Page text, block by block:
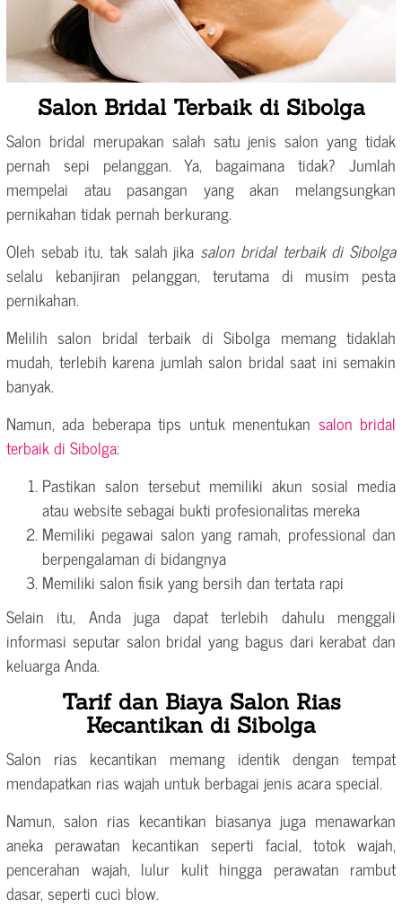
Salon Bridal Terbaik di Sibolga
Salon bridal merupakan salah satu jenis salon yang tidak
pernah sepi pelanggan. Ya, bagaimana tidak? Jumlah
mempelai atau pasangan yang akan melangsungkan
pernikahan tidak pernah berkurang.
Oleh sebab itu, tak salah jika salon bridal terbaik di Sibolga
selalu kebanjiran pelanggan, terutama di musim pesta
pernikahan.
Melilih salon bridal terbaik di Sibolga memang tidaklah
mudah, terlebih karena jumlah salon bridal saat ini semakin
banyak.
Namun, ada beberapa tips untuk menentukan salon bridal
terbaik di Sibolga:
Pastikan salon tersebut memiliki akun sosial media
atau website sebagai bukti profesionalitas mereka
Memiliki pegawai salon yang ramah, professional dan
berpengalaman di bidangnya
Memiliki salon fisik yang bersih dan tertata rapi
Selain itu, Anda juga dapat terlebih dahulu menggali
informasi seputar salon bridal yang bagus dari kerabat dan
keluarga Anda.
Tarif dan Biaya Salon Rias
Kecantikan di Sibolga
Salon rias kecantikan memang identik dengan tempat
mendapatkan rias wajah untuk berbagai jenis acara special.
Namun, salon rias kecantikan biasanya juga menawarkan
aneka perawatan kecantikan seperti facial, totok wajah,
pencerahan wajah, lulur kulit hingga perawatan rambut
dasar, seperti cuci blow.